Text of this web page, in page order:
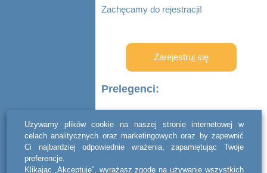
Zachęcamy do rejestracji!
Zarejestruj się
Prelegenci:
w act legal Poland
Używamy plików cookie na naszej stronie internetowej w
celach analitycznych oraz marketingowych oraz by zapewnić
Ci najbardziej odpowiednie wrażenia, zapamiętując Twoje
preferencje.
Klikając „Akceptuję”, wyrażasz zgodę na używanie wszystkich